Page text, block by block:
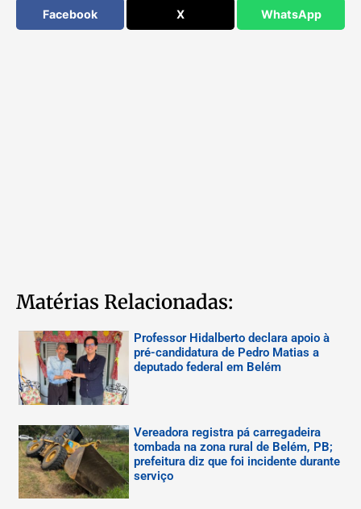
Facebook X WhatsApp
Matérias Relacionadas:
Professor Hidalberto declara apoio à
pré-candidatura de Pedro Matias a
deputado federal em Belém
Vereadora registra pá carregadeira
tombada na zona rural de Belém, PB;
prefeitura diz que foi incidente durante
serviço